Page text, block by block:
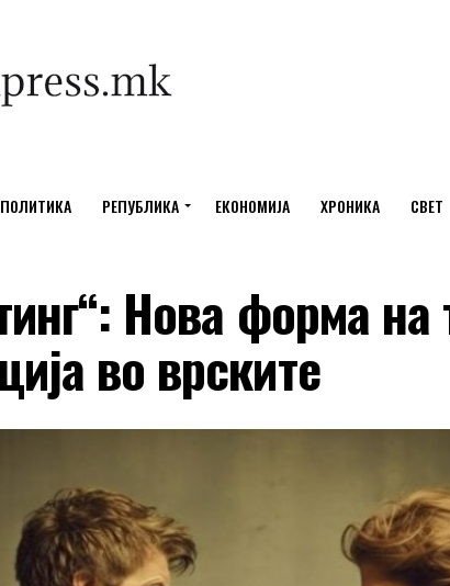
ПОЛИТИКА РЕПУБЛИКА ЕКОНОМИЈА ХРОНИКА СВЕТ
Нова форма на
во врските